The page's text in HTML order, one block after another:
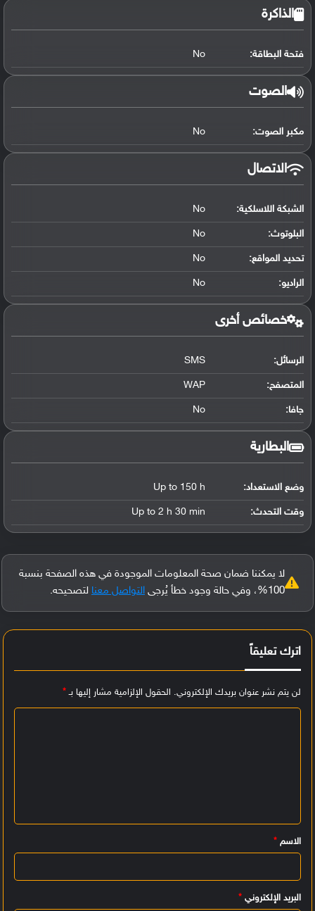
الذاكرة
فتحة البطاقة: No
الصوت
مكبر الصوت: No
الاتصال
الشبكة اللاسلكية: No
البلوتوث:
No
تحديد المواقع:
No
الراديو: No
خصائص أخرى
الرسائل: SMS
المتصفح: WAP
جافا: No
البطارية
وضع الاستعداد: Up to 150 h
وقت التحدث: Up to 2 h 30 min
لا يمكننا ضمان صحة المعلومات الموجودة في هذه الصفحة بنسبة
100%، وفي حالة وجود خطأ يُرجى
التواصل معنا لتصحيحه.
اترك تعليقاً
لن يتم نشر عنوان بريدك الإلكتروني. الحقول الإلزامية مشار إليها بـ*
ي
ق
الاسم *
البريد الإلكتروني *